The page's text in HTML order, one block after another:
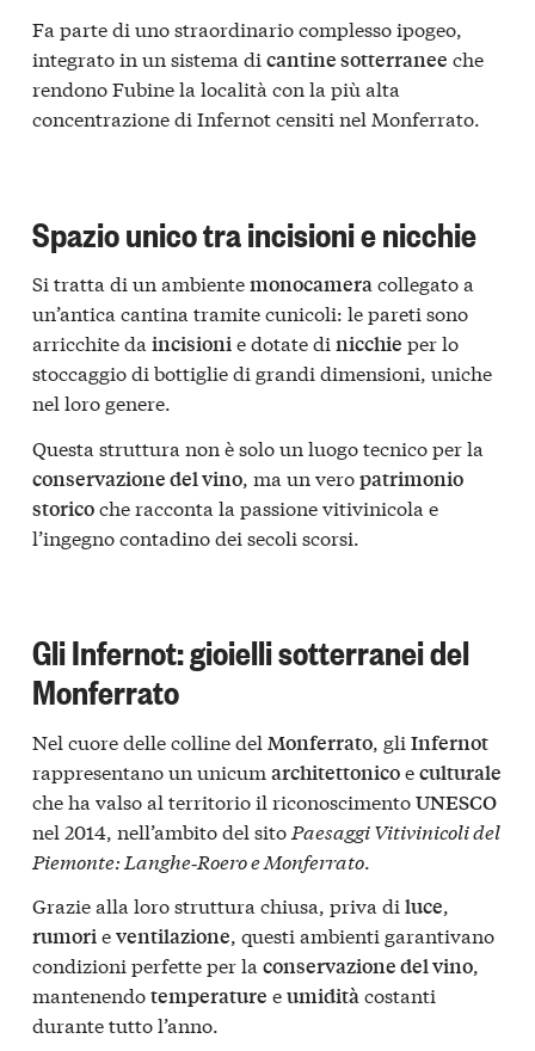
Fa parte di uno straordinario complesso ipogeo,
integrato in un sistema di cantine sotterranee che
rendono Fubine la località con la più alta
concentrazione di Infernot censiti nel Monferrato.
Spazio unico tra incisioni e nicchie
Si tratta di un ambientemonocameracollegato a
un’antica cantina tramite cunicoli: le pareti sono
arricchite da incisionie dotate di nicchie per lo
stoccaggio di bottiglie di grandi dimensioni, uniche
nel loro genere.
Questa struttura non è solo un luogo tecnico per la
conservazione del vino, ma un veropatrimonio
storicoche racconta la passione vitivinicola e
l’ingegno contadino dei secoli scorsi.
Gli Infernot: gioielli sotterranei del
Monferrato
Nel cuore delle colline del Monferrato , gli Infernot
rappresentano un unicum architettonicoeculturale
che ha valso al territorio il riconoscimentoUNESCO
nel 2014, nell’ambito del sito Paesaggi Vitivinicoli del
Piemonte: Langhe‑Roero e Monferrato
Grazie alla loro struttura chiusa, priva di luce,
rumorieventilazione, questi ambienti garantivano
condizioni perfette per la conservazione del vino,
mantenendotemperature eumiditàcostanti
durante tutto l’anno.